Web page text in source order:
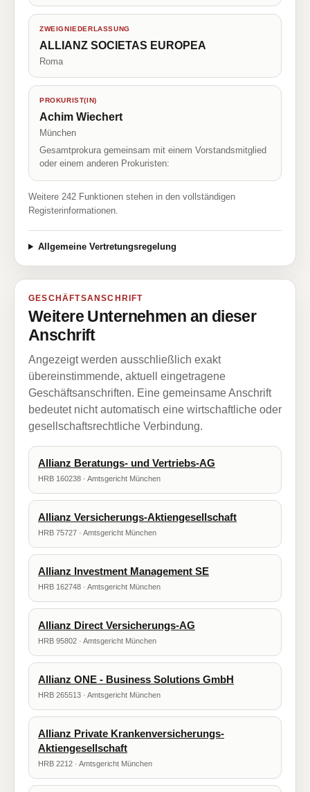
ZWEIGNIEDERLASSUNG
ALLIANZ SOCIETAS EUROPEA
Roma
PROKURIST(IN)
Achim Wiechert
München
Gesamtprokura gemeinsam mit einem Vorstandsmitglied
oder einem anderen Prokuristen:
Weitere 242 Funktionen stehen in den vollständigen
Registerinformationen.
Allgemeine Vertretungsregelung
GESCHÄFTSANSCHRIFT
Weitere Unternehmen an dieser
Anschrift
Angezeigt werden ausschließlich exakt
übereinstimmende, aktuell eingetragene
Geschäftsanschriften. Eine gemeinsame Anschrift
bedeutet nicht automatisch eine wirtschaftliche oder
gesellschaftsrechtliche Verbindung.
Allianz Beratungs- und Vertriebs-AG
HRB 160238 · Amtsgericht München
Allianz Versicherungs-Aktiengesellschaft
HRB 75727 · Amtsgericht München
Allianz Investment Management SE
HRB 162748 · Amtsgericht München
Allianz Direct Versicherungs-AG
HRB 95802 · Amtsgericht München
Allianz ONE - Business Solutions GmbH
HRB 265513 · Amtsgericht München
Allianz Private Krankenversicherungs-
Aktiengesellschaft
HRB 2212 · Amtsgericht München